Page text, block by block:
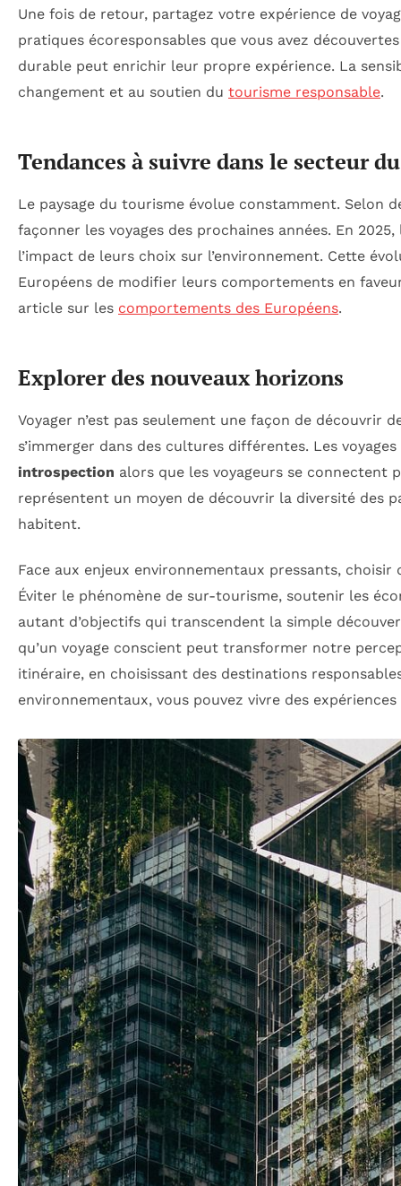
Une fois de retour, partagez votre expérience de
pratiques écoresponsables que vous avez
durable peut enrichir leur propre expérience. La
changement et au soutien du tourisme responsable.
Tendances à suivre dans le secteur
Le paysage du tourisme évolue constamment. Selon
façonner les voyages des prochaines années. En
l’impact de leurs choix sur l’environnement. Cette
Européens de modifier leurs comportements en
article sur les comportements des Européens.
Explorer des nouveaux horizons
Voyager n’est pas seulement une façon de découvrir
s’immerger dans des cultures différentes. Les
introspection alors que les voyageurs se connectent
représentent un moyen de découvrir la diversité des
habitent.
Face aux enjeux environnementaux pressants, choisir
Éviter le phénomène de sur-tourisme, soutenir les
autant d’objectifs qui transcendent la simple
qu’un voyage conscient peut transformer notre
itinéraire, en choisissant des destinations
environnementaux, vous pouvez vivre des